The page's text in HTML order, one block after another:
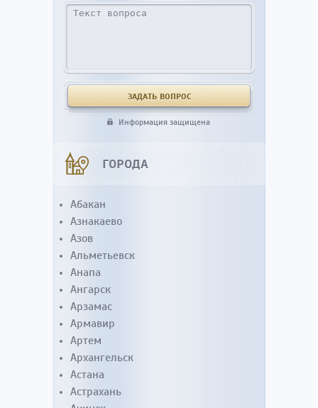
Информация защищена
ГОРОДА
Абакан
Азнакаево
Азов
Альметьевск
Анапа
Ангарск
Арзамас
Армавир
Артем
Архангельск
Астана
Астрахань